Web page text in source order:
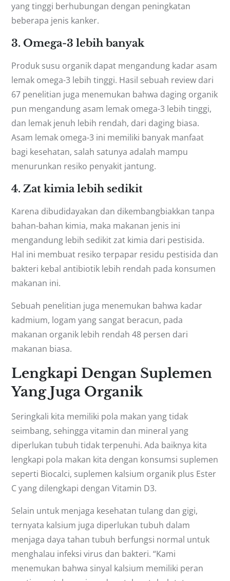
yang tinggi berhubungan dengan peningkatan
beberapa jenis kanker.
3. Omega-3 lebih banyak
Produk susu organik dapat mengandung kadar asam
lemak omega-3 lebih tinggi. Hasil sebuah review dari
67 penelitian juga menemukan bahwa daging organik
pun mengandung asam lemak omega-3 lebih tinggi,
dan lemak jenuh lebih rendah, dari daging biasa.
Asam lemak omega-3 ini memiliki banyak manfaat
bagi kesehatan, salah satunya adalah mampu
menurunkan resiko penyakit jantung.
4. Zat kimia lebih sedikit
Karena dibudidayakan dan dikembangbiakkan tanpa
bahan-bahan kimia, maka makanan jenis ini
mengandung lebih sedikit zat kimia dari pestisida.
Hal ini membuat resiko terpapar residu pestisida dan
bakteri kebal antibiotik lebih rendah pada konsumen
makanan ini.
Sebuah penelitian juga menemukan bahwa kadar
kadmium, logam yang sangat beracun, pada
makanan organik lebih rendah 48 persen dari
makanan biasa.
Lengkapi Dengan Suplemen
Yang Juga Organik
Seringkali kita memiliki pola makan yang tidak
seimbang, sehingga vitamin dan mineral yang
diperlukan tubuh tidak terpenuhi. Ada baiknya kita
lengkapi pola makan kita dengan konsumsi suplemen
seperti Biocalci, suplemen kalsium organik plus Ester
C yang dilengkapi dengan Vitamin D3.
Selain untuk menjaga kesehatan tulang dan gigi,
ternyata kalsium juga diperlukan tubuh dalam
menjaga daya tahan tubuh berfungsi normal untuk
menghalau infeksi virus dan bakteri. “Kami
menemukan bahwa sinyal kalsium memiliki peran